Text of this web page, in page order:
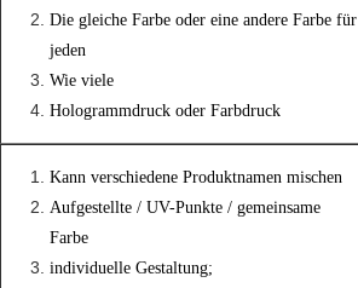
Die gleiche Farbe oder eine andere Farbe für
jeden
Wie viele
Hologrammdruck oder Farbdruck
Kann verschiedene Produktnamen mischen
Aufgestellte / UV-Punkte / gemeinsame
Farbe
individuelle Gestaltung;